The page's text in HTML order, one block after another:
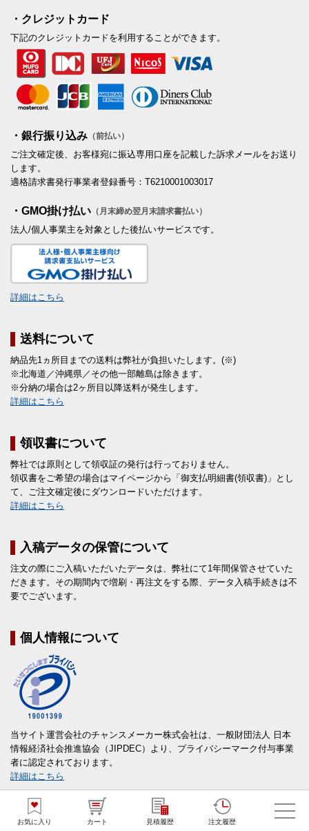
お気に入り カート 見積履歴 注文履歴
・クレジットカード
下記のクレジットカードを利用することができます。
・銀行振り込み （前払い）
ご注文確定後、お客様宛に振込専用口座を記載した訴求メールをお送り
します。
適格請求書発行事業者登録番号：T6210001003017
・GMO掛け払い （月末締め翌月末請求書払い）
法人/個人事業主を対象とした後払いサービスです。
詳細はこちら
送料について
納品先1ヵ所目までの送料は弊社が負担いたします。(※)
※北海道／沖縄県／その他一部離島は除きます。
※分納の場合は2ヶ所目以降送料が発生します。
詳細はこちら
領収書について
弊社では原則として領収証の発行は行っておりません。
領収書をご希望の場合はマイページから「御支払明細書(領収書)」とし
て、ご注文確定後にダウンロードいただけます。
詳細はこちら
入稿データの保管について
注文の際にご入稿いただいたデータは、弊社にて1年間保管させていた
だきます。その期間内で増刷・再注文をする際、データ入稿手続きは不
要でございます。
個人情報について
当サイト運営会社のチャンスメーカー株式会社は、一般財団法人 日本
情報経済社会推進協会（JIPDEC）より、プライバシーマーク付与事業
者に認定されております。
詳細はこちら